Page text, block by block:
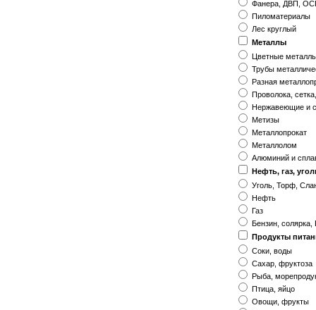
Фанера, ДВП,
Пиломатериалы
Лес круглый
Металлы
Цветные
Трубы
Разная
Проволока,
Нержавеющие и
Метизы
Металлопрокат
Металлолом
Алюминий и
Нефть, газ,
Уголь, Торф,
Нефть
Газ
Бензин,
Продукты
Соки, воды
Сахар, фруктоза
Рыба,
Птица, яйцо
Овощи, фрукты